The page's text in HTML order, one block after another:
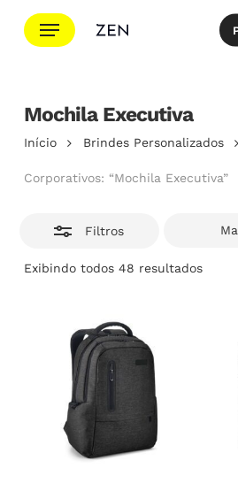
para
principal
Menu
Cotação
Mochila Executiva
Início Brindes Personalizados
Corporativos: “Mochila Executiva”
Filtros
Exibindo todos 48 resultados